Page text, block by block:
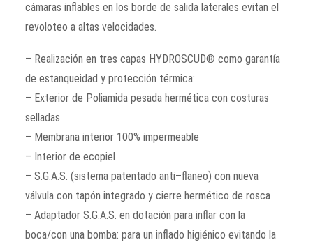
cámaras inflables en los borde de salida laterales evitan el
revoloteo a altas velocidades.
– Realización en tres capas HYDROSCUD® como garantía
de estanqueidad y protección térmica:
– Exterior de Poliamida pesada hermética con costuras
selladas
– Membrana interior 100% impermeable
– Interior de ecopiel
– S.G.A.S. (sistema patentado anti–flaneo) con nueva
válvula con tapón integrado y cierre hermético de rosca
– Adaptador S.G.A.S. en dotación para inflar con la
boca/con una bomba: para un inflado higiénico evitando la